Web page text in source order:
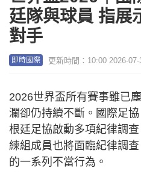
廷隊與球員 指展
對手
即時國際 更新時間：10:00 2026-
2026世界盃所有賽事雖已
瀾卻仍持續不斷。國際足
根廷足協啟動多項紀律調
練組成員也將面臨紀律調
的一系列不當行為。